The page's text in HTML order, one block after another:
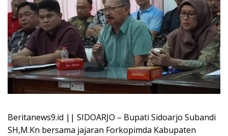
Beritanews9.id || SIDOARJO – Bupati Sidoarjo Subandi
SH,M.Kn bersama jajaran Forkopimda Kabupaten